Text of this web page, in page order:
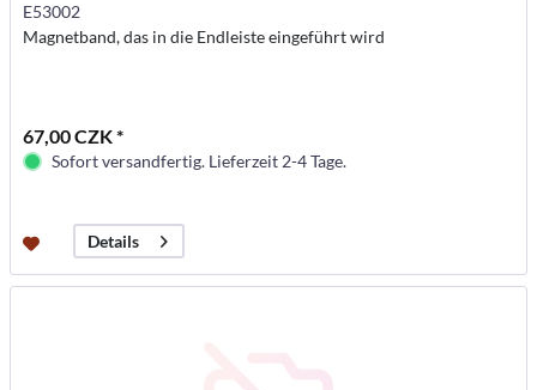
E53002
Magnetband, das in die Endleiste eingeführt wird
67,00 CZK *
Sofort versandfertig. Lieferzeit 2-4 Tage.
Details